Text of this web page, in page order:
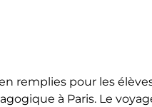
remplies pour les
à Paris. Le